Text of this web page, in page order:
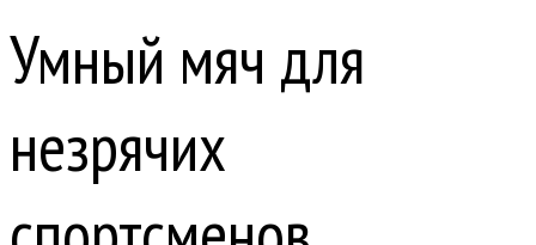
Умный мяч для
незрячих